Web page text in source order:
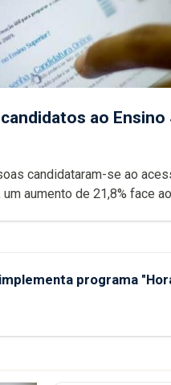
ao Ensino
candidataram-se ao
aumento de 21,8% face
programa